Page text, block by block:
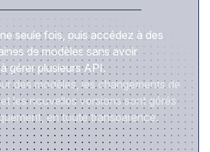
seule fois, puis accédez à des
de modèles sans avoir
à gérer plusieurs API.
des modèles, les changements de
les nouvelles versions sont gérés
en toute transparence.